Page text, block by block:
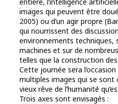
images qui peuvent être
2005) ou d’un agir propre
qui nourrissent des
environnements techniques,
machines et sur de
telles que la construction
Cette journée sera
multiples images qui se
vieux rêve de l’humanité
Trois axes sont envisagés :